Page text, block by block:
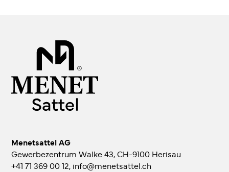
Menetsattel AG
Gewerbezentrum Walke 43, CH-9100 Herisau
+41 71 369 00 12, info@menetsattel.ch